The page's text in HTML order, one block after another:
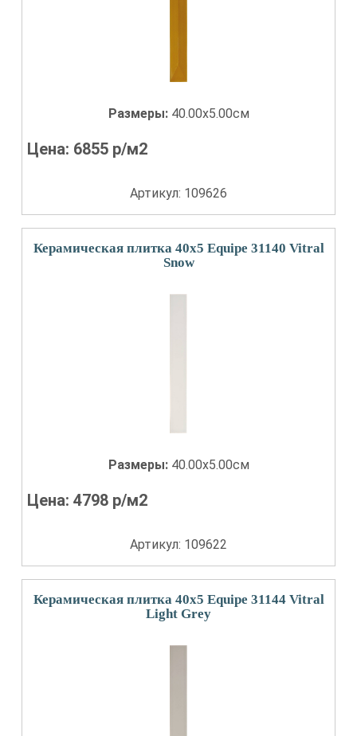
Размеры: 40.00x5.00см
Цена: 6855 р/м2
Артикул: 109626
Керамическая плитка 40x5 Equipe 31140 Vitral
Snow
Размеры: 40.00x5.00см
Цена:4798 р/м2
Артикул: 109622
Керамическая плитка 40x5 Equipe 31144 Vitral
Light Grey